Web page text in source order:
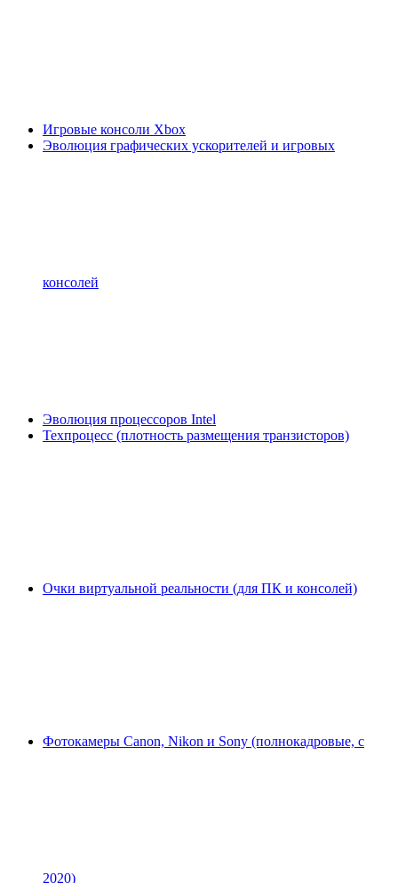
Игровые консоли Xbox
Эволюция графических ускорителей и игровых
консолей
Эволюция процессоров Intel
Техпроцесс (плотность размещения транзисторов)
Очки виртуальной реальности (для ПК и консолей)
Фотокамеры Canon, Nikon и Sony (полнокадровые, с
2020)